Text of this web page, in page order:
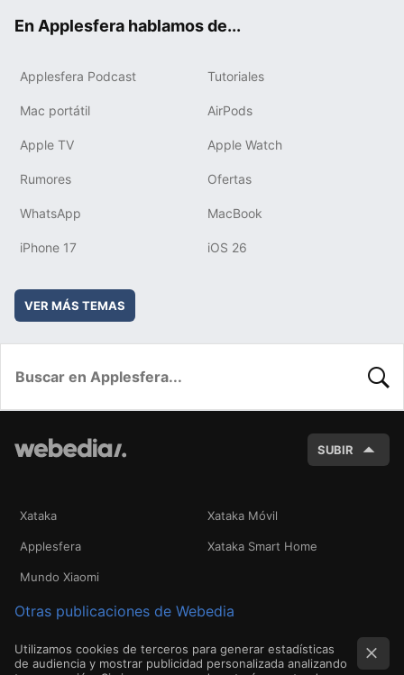
En Applesfera hablamos de...
Applesfera Podcast Tutoriales
Mac portátil AirPods
Apple TV Apple Watch
Rumores Ofertas
WhatsApp MacBook
iPhone 17 iOS 26
VER MÁS TEMAS
SUBIR
Xataka Xataka Móvil
Applesfera Xataka Smart Home
Mundo Xiaomi
Otras publicaciones de Webedia
Utilizamos cookies de terceros para generar estadísticas
de audiencia y mostrar publicidad personalizada analizando